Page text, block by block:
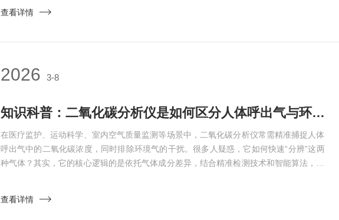
有效期内，避免因设备故障导致数据失真。随后开机预热1-5分钟，完成仪器自检，并在
查看详情
2026 3-8
知识科普：二氧化碳分析仪是如何区分人体呼出气与环境气的？
在医疗监护、运动科学、室内空气质量监测等场景中，二氧化碳分析仪常需精准捕捉人体
呼出气中的二氧化碳浓度，同时排除环境气的干扰。很多人疑惑，它如何快速“分辨”这两
种气体？其实，它的核心逻辑的是依托气体成分差异，结合精准检测技术和智能算法，像
度仅约0.04%，而人体经过细胞新陈代谢后，呼出气体中的二氧化碳浓度可达4%至5%，
查看详情